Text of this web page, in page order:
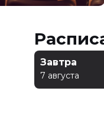
Завтра
7 августа